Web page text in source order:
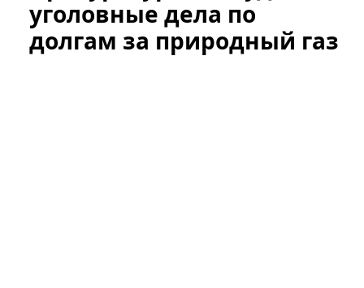
уголовные дела по
долгам за природный газ